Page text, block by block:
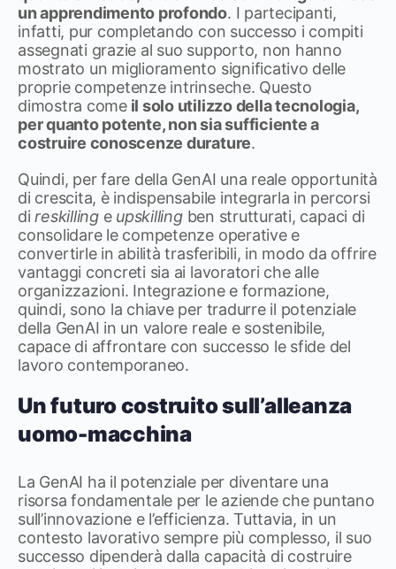
un apprendimento profondo. I partecipanti,
infatti, pur completando con successo i compiti
assegnati grazie al suo supporto, non hanno
mostrato un miglioramento significativo delle
proprie competenze intrinseche. Questo
dimostra comeil solo utilizzo della tecnologia,
per quanto potente, non sia sufficiente a
costruire conoscenze durature.
Quindi, per fare della GenAI una reale opportunità
di crescita, è indispensabile integrarla in percorsi
direskillinge upskillingben strutturati, capaci di
consolidare le competenze operative e
convertirle in abilità trasferibili, in modo da offrire
vantaggi concreti sia ai lavoratori che alle
organizzazioni. Integrazione e formazione,
quindi, sono la chiave per tradurre il potenziale
della GenAI in un valore reale e sostenibile,
capace di affrontare con successo le sfide del
lavoro contemporaneo.
Un futuro costruito sull’alleanza
uomo-macchina
La GenAI ha il potenziale per diventare una
risorsa fondamentale per le aziende che puntano
sull’innovazione e l’efficienza. Tuttavia, in un
contesto lavorativo sempre più complesso, il suo
successo dipenderà dalla capacità di costruire